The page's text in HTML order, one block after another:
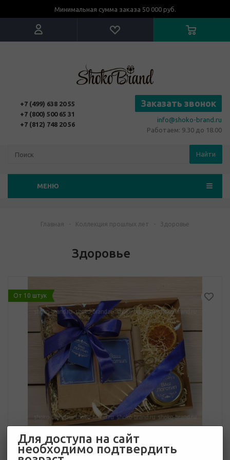
Минимальная сумма заказа 50 000 руб.
+7 (499) 638 20 55
+7 (800) 500 65 31
+7 (812) 748 20 56
Заказать звонок
info@shoko-brand.ru
Работаем: 9.30 до 18.00
Найти
МЕНЮ
Главная - Коллекция прошлых лет - Здоровье
Здоровье
От 10 штук
Для доступа на сайт
необходимо подтвердить